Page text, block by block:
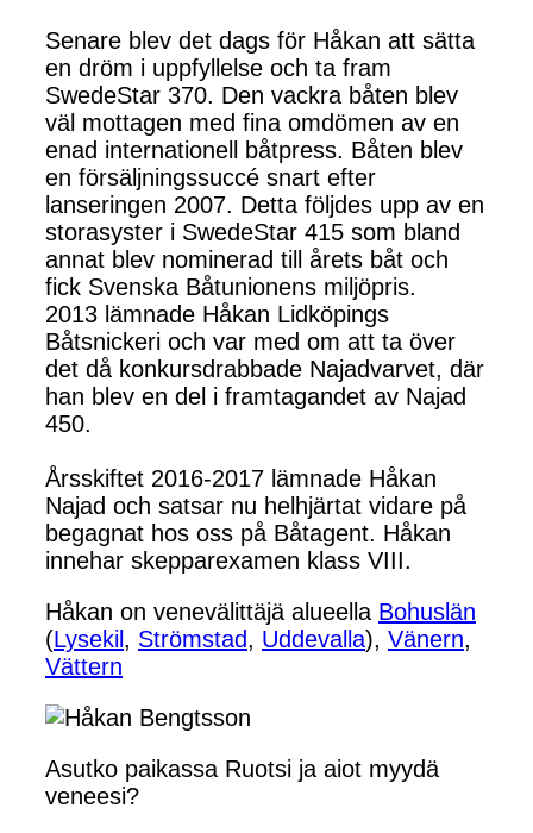
Senare blev det dags för Håkan att sätta
en dröm i uppfyllelse och ta fram
SwedeStar 370. Den vackra båten blev
väl mottagen med fina omdömen av en
enad internationell båtpress. Båten blev
en försäljningssuccé snart efter
lanseringen 2007. Detta följdes upp av en
storasyster i SwedeStar 415 som bland
annat blev nominerad till årets båt och
fick Svenska Båtunionens miljöpris.
2013 lämnade Håkan Lidköpings
Båtsnickeri och var med om att ta över
det då konkursdrabbade Najadvarvet, där
han blev en del i framtagandet av Najad
450.
Årsskiftet 2016-2017 lämnade Håkan
Najad och satsar nu helhjärtat vidare på
begagnat hos oss på Båtagent. Håkan
innehar skepparexamen klass VIII.
Håkan on venevälittäjä alueella Bohuslän
(Lysekil , Strömstad, Uddevalla), Vänern,
Vättern
Asutko paikassa Ruotsi ja aiot myydä
veneesi?